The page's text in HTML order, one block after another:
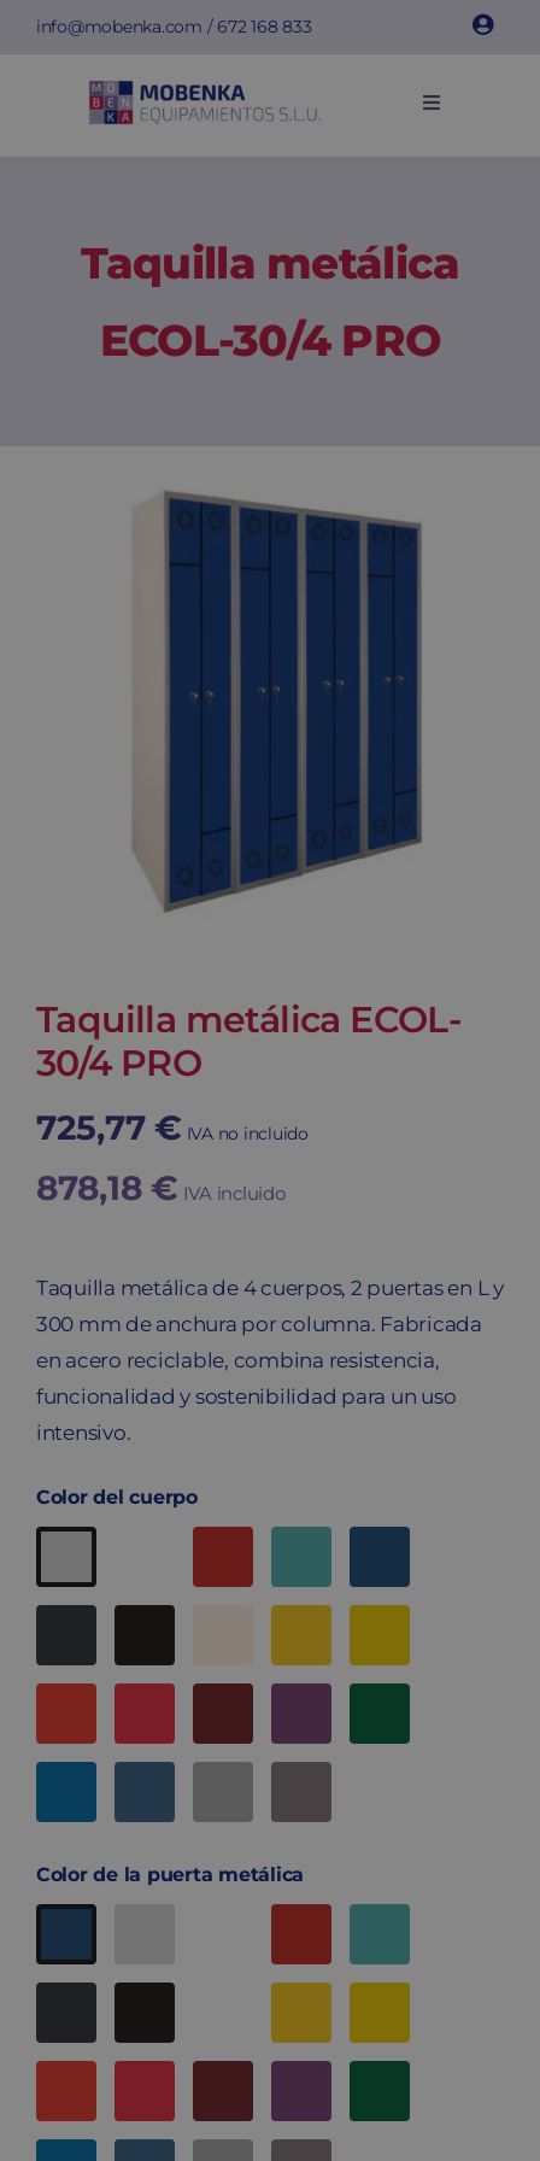
Saltar
contenido
info@mobenka.com /672 168 833
Toggle
Bancos
Instalaciones
Taquilla metálica
ECOL-30/4 PRO
Taquilla metálica ECOL-
30/4 PRO
725,77 € IVA no incluido
878,18 € IVA incluido
Taquilla metálica de 4 cuerpos, 2 puertas en L y
300 mm de anchura por columna. Fabricada
en acero reciclable, combina resistencia,
funcionalidad y sostenibilidad para un uso
intensivo.
Color del cuerpo
Color de la puerta metálica